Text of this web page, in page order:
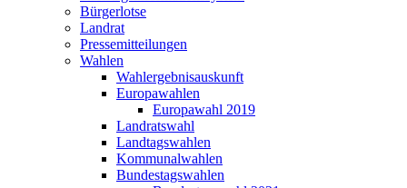
Bürgerlotse
Landrat
Pressemitteilungen
Wahlen
Wahlergebnisauskunft
Europawahlen
Europawahl 2019
Landratswahl
Landtagswahlen
Kommunalwahlen
Bundestagswahlen